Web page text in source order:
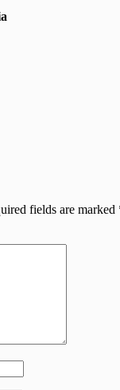
fields are marked